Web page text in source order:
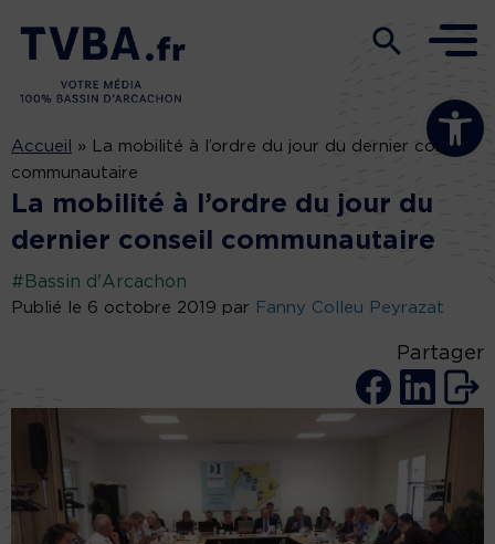
Ouvrir la
Accueil »
La mobilité à l’ordre du jour du dernier conseil
communautaire
La mobilité à l’ordre du jour du
dernier conseil communautaire
#Bassin d'Arcachon
Publié le 6 octobre 2019 par Fanny Colleu Peyrazat
Partager